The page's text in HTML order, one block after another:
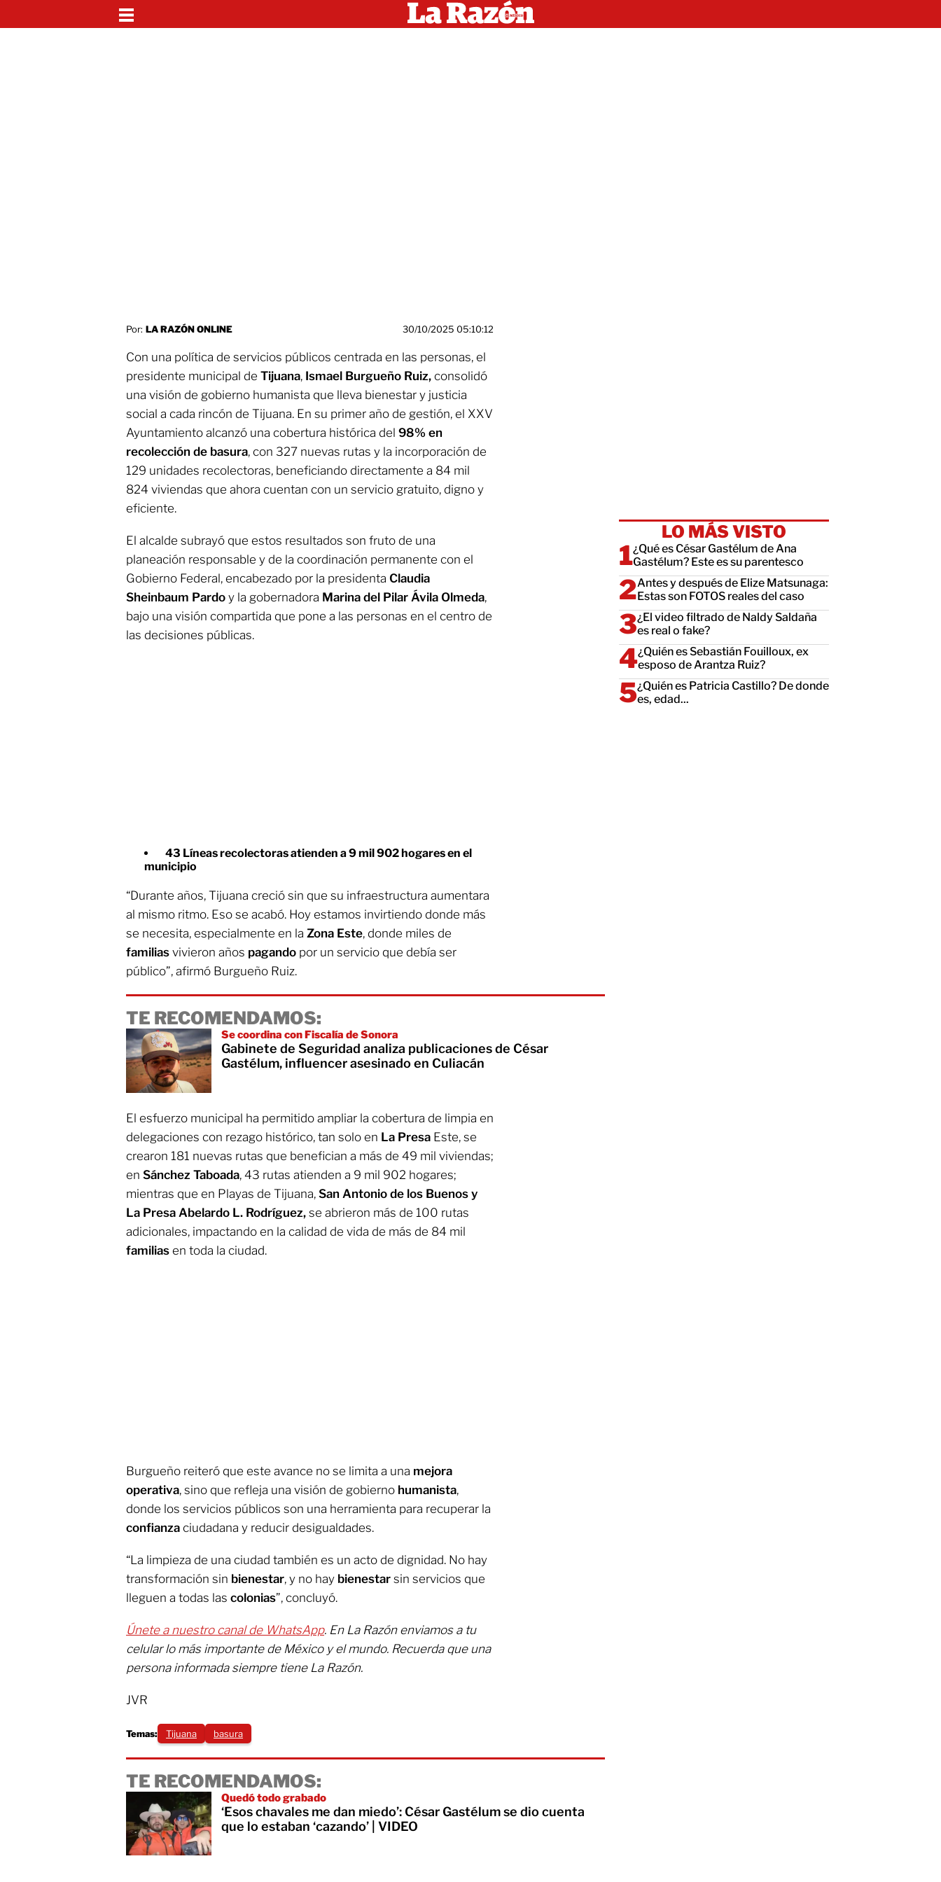
Por: LA RAZÓN ONLINE 30/10/2025 05:10:12
Con una política de servicios públicos centrada en las personas, el
presidente municipal de Tijuana, Ismael Burgueño Ruiz, consolidó
una visión de gobierno humanista que lleva bienestar y justicia
social a cada rincón de Tijuana. En su primer año de gestión, el XXV
Ayuntamiento alcanzó una cobertura histórica del 98% en
recolección de basura, con 327 nuevas rutas y la incorporación de
129 unidades recolectoras, beneficiando directamente a 84 mil
824 viviendas que ahora cuentan con un servicio gratuito, digno y
eficiente.
El alcalde subrayó que estos resultados son fruto de una
planeación responsable y de la coordinación permanente con el
Gobierno Federal, encabezado por la presidenta Claudia
Sheinbaum Pardo y la gobernadora Marina del Pilar Ávila Olmeda,
bajo una visión compartida que pone a las personas en el centro de
las decisiones públicas.
43 Líneas recolectoras atienden a 9 mil 902 hogares en el
municipio
“Durante años, Tijuana creció sin que su infraestructura aumentara
al mismo ritmo. Eso se acabó. Hoy estamos invirtiendo donde más
se necesita, especialmente en la Zona Este, donde miles de
familias vivieron años pagando por un servicio que debía ser
público”, afirmó Burgueño Ruiz.
TE RECOMENDAMOS:
Se coordina con Fiscalía de Sonora
Gabinete de Seguridad analiza publicaciones de César
Gastélum, influencer asesinado en Culiacán
El esfuerzo municipal ha permitido ampliar la cobertura de limpia en
delegaciones con rezago histórico, tan solo en La Presa Este, se
crearon 181 nuevas rutas que benefician a más de 49 mil viviendas;
en Sánchez Taboada, 43 rutas atienden a 9 mil 902 hogares;
mientras que en Playas de Tijuana, San Antonio de los Buenos y
La Presa Abelardo L. Rodríguez, se abrieron más de 100 rutas
adicionales, impactando en la calidad de vida de más de 84 mil
familias en toda la ciudad.
Burgueño reiteró que este avance no se limita a una mejora
operativa, sino que refleja una visión de gobierno humanista,
donde los servicios públicos son una herramienta para recuperar la
confianza ciudadana y reducir desigualdades.
“La limpieza de una ciudad también es un acto de dignidad. No hay
transformación sin bienestar, y no hay bienestar sin servicios que
lleguen a todas las colonias”, concluyó.
Únete a nuestro canal de WhatsApp. En La Razón enviamos a tu
celular lo más importante de México y el mundo. Recuerda que una
persona informada siempre tiene La Razón.
JVR
Temas: Tijuana basura
TE RECOMENDAMOS:
Quedó todo grabado
‘Esos chavales me dan miedo’: César Gastélum se dio cuenta
que lo estaban ‘cazando’ | VIDEO
LO MÁS VISTO
¿Qué es César Gastélum de Ana
Gastélum? Este es su parentesco
Antes y después de Elize Matsunaga:
Estas son FOTOS reales del caso
¿El video filtrado de Naldy Saldaña
es real o fake?
¿Quién es Sebastián Fouilloux, ex
esposo de Arantza Ruiz?
¿Quién es Patricia Castillo? De donde
es, edad...